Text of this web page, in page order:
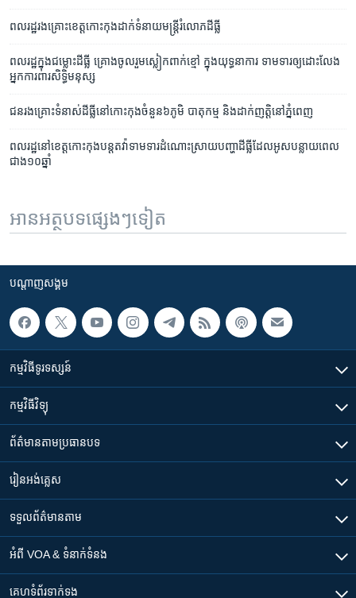
ពលរដ្ឋ​រងគ្រោះ​ខេត្ត​កោះកុង​ដាក់​ទំនាយ​មន្ត្រី​រំលោភ​ដីធ្លី
ពលរដ្ឋ​ក្នុង​ជម្លោះ​ដី​ធ្លី​ គ្រោង​ចូលរួម​ស្លៀកពាក់​ខ្មៅ ក្នុង​យុទ្ធនាការ​ ទាម​ទារ​ឲ្យ​ដោះលែង​
អ្នកការពារ​សិទ្ធិមនុស្ស
ជន​រងគ្រោះ​ទំនាស់​ដីធ្លី​នៅ​កោះកុង​ចំនួន​៦ភូមិ​ បាតុកម្ម​ និង​ដាក់​ញត្តិ​នៅ​ភ្នំពេញ
ពលរដ្ឋ​នៅ​ខេត្ត​កោះកុង​បន្ត​តវ៉ា​ទាមទារ​ដំណោះស្រាយ​បញ្ហា​ដីធ្លី​ដែល​អូស​បន្លាយ​ពេល​
ជាង​១០​ឆ្នាំ
អានអត្ថបទផ្សេងៗទៀត
បណ្តាញ​សង្គម
កម្មវិធី​ទូរទស្សន៍
កម្មវិធី​វិទ្យុ
ព័ត៌មាន​តាមប្រធានបទ​
រៀន​​អង់គ្លេស
ទទួល​ព័ត៌មាន​តាម
អំពី​ VOA & ទំនាក់ទំនង
គេហទំព័រ​​ទាក់ទង